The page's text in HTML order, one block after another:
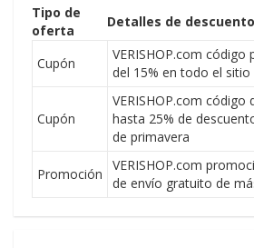
Tipo de
oferta
Detalles de descuento
Cupón
VERISHOP.com código
del 15% en todo el sitio
Cupón
VERISHOP.com código
hasta 25% de
de primavera
Promoción
VERISHOP.com
de envío gratuito de